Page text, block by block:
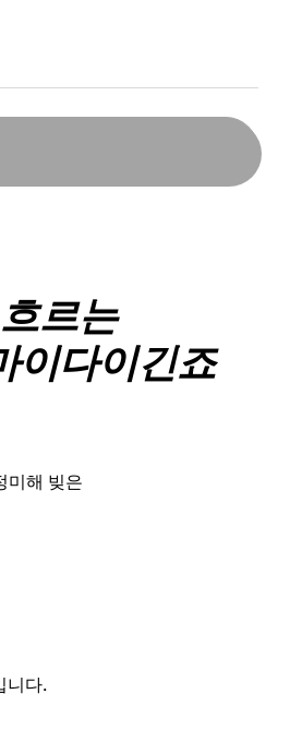
르는
이다이긴죠
미해 빚은
니다.